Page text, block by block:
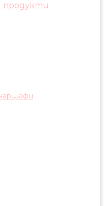
продукти